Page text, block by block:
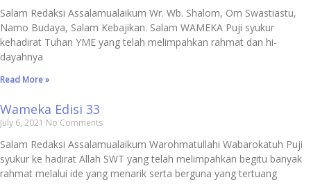
Salam Redaksi Assalamualaikum Wr. Wb. Shalom, Om Swastiastu,
Namo Budaya, Salam Kebajikan. Salam WAMEKA Puji syukur
kehadirat Tuhan YME yang telah melimpahkan rahmat dan hi­
dayahnya
Read More »
Wameka Edisi 33
July 6, 2021 No Comments
Salam Redaksi Assalamualaikum Warohmatullahi Wabarokatuh Puji
syukur ke hadirat Allah SWT yang telah melimpahkan begitu banyak
rahmat melalui ide yang menarik serta berguna yang tertuang